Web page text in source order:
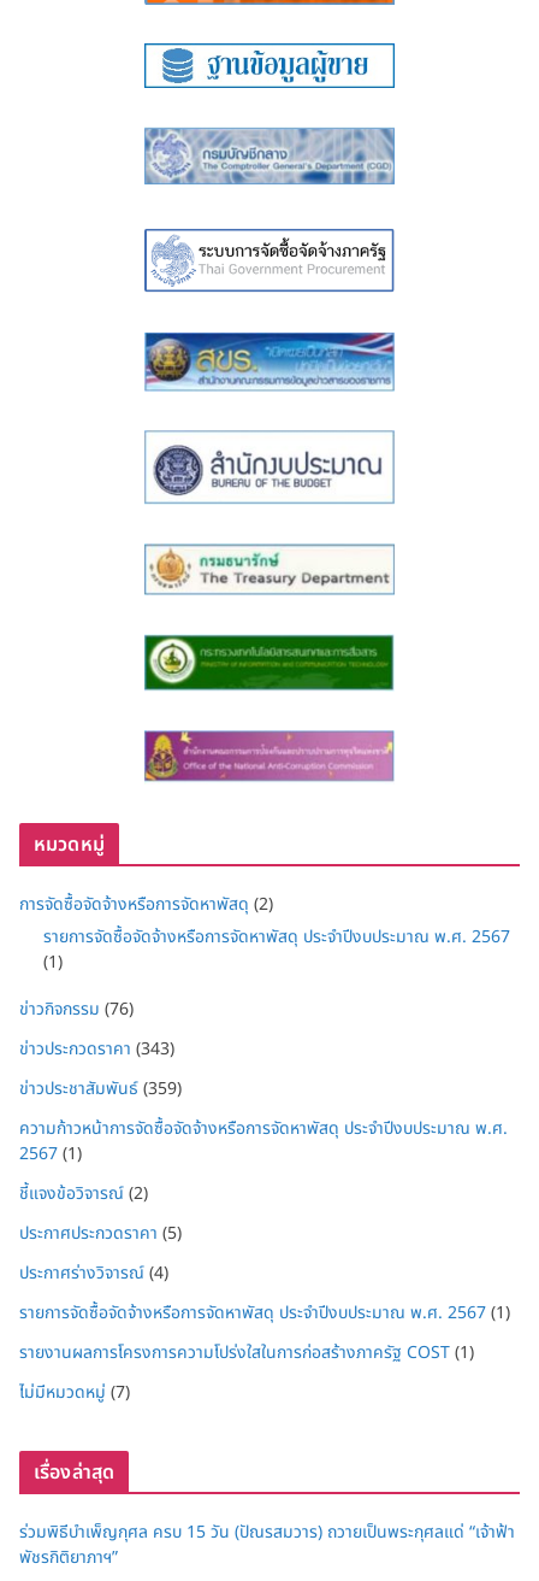
หมวดหมู่
การจัดซื้อจัดจ้างหรือการจัดหาพัสดุ (2)
รายการจัดซื้อจัดจ้างหรือการจัดหาพัสดุ ประจำปีงบประมาณ พ.ศ. 2567
(1)
ข่าวกิจกรรม (76)
ข่าวประกวดราคา (343)
ข่าวประชาสัมพันธ์(359)
ความก้าวหน้าการจัดซื้อจัดจ้างหรือการจัดหาพัสดุ ประจำปีงบประมาณ พ.ศ.
2567(1)
ชี้แจงข้อวิจารณ์(2)
ประกาศประกวดราคา (5)
ประกาศร่างวิจารณ์(4)
รายการจัดซื้อจัดจ้างหรือการจัดหาพัสดุ ประจำปีงบประมาณ พ.ศ. 2567(1)
รายงานผลการโครงการความโปร่งใสในการก่อสร้างภาครัฐ COST(1)
ไม่มีหมวดหมู่ (7)
เรื่องล่าสุด
ร่วมพิธีบำเพ็ญกุศล ครบ 15 วัน (ปัณรสมวาร) ถวายเป็นพระกุศลแด่ “เจ้าฟ้า
พัชรกิติยาภาฯ”